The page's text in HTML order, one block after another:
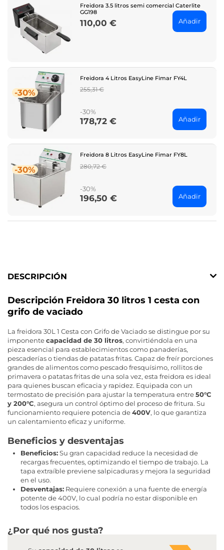
Freidora 3.5 litros semi comercial Caterlite
GG198
Price
110,00 € Añadir
-30%
Freidora 4 Litros EasyLine Fimar FY4L
Regular
255,31 €
-30%
Price
178,72 € Añadir
-30%
Freidora 8 Litros EasyLine Fimar FY8L
Regular
280,72 €
-30%
Price
196,50 € Añadir
DESCRIPCIÓN
Descripción Freidora 30 litros 1 cesta con
grifo de vaciado
La freidora 30L 1 Cesta con Grifo de Vaciado se distingue por su
imponentecapacidad de 30 litros, convirtiéndola en una
pieza esencial para establecimientos como panaderías,
pescaderías o tiendas de patatas fritas. Capaz de freír porciones
grandes de alimentos como pescado fresquísimo, rollitos de
primavera o patatas fritas de una sola vez, esta freidora es ideal
para quienes buscan eficacia y rapidez. Equipada con un
termostato de precisión para ajustar la temperatura entre50°C
y 200°C, asegura un control óptimo del proceso de fritura. Su
funcionamiento requiere potencia de400V, lo que garantiza
un calentamiento eficaz y uniforme.
Beneficios y desventajas
Beneficios:Su gran capacidad reduce la necesidad de
recargas frecuentes, optimizando el tiempo de trabajo. La
tapa extraíble previene salpicaduras y mejora la seguridad
en el uso.
Desventajas: Requiere conexión a una fuente de energía
potente de 400V, lo cual podría no estar disponible en
todos los espacios.
¿Por qué nos gusta?